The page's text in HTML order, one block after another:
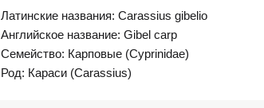
Латинские названия: Carassius gibelio
Английское название: Gibel carp
Семейство: Карповые (Cyprinidae)
Род: Караси (Carassius)